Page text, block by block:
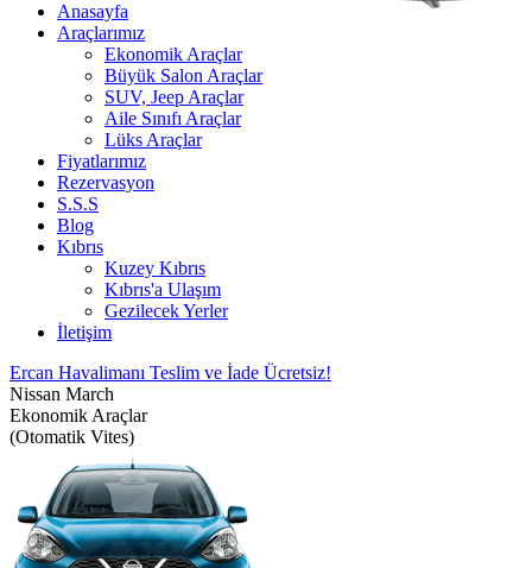
Anasayfa
Araçlarımız
Ekonomik Araçlar
Büyük Salon Araçlar
SUV, Jeep Araçlar
Aile Sınıfı Araçlar
Lüks Araçlar
Fiyatlarımız
Rezervasyon
S.S.S
Blog
Kıbrıs
Kuzey Kıbrıs
Kıbrıs'a Ulaşım
Gezilecek Yerler
İletişim
Ercan Havalimanı Teslim ve İade Ücretsiz!
Nissan March
Ekonomik Araçlar
(Otomatik Vites)